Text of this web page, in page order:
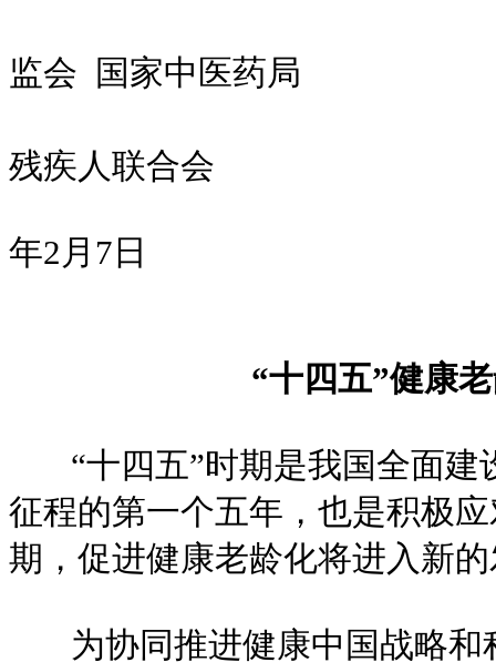
监会 国家中医药局
残疾人联合会
年2月7日
“十四五”健康
“十四五”时期是我国全面建
征程的第一个五年，也是积极
期，促进健康老龄化将进入新
为协同推进健康中国战略和